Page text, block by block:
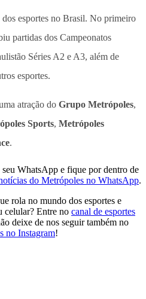
dos esportes no Brasil. No primeiro
partidas dos Campeonatos
Séries A2 e A3, além de
esportes.
atração do Grupo Metrópoles,
Sports, Metrópoles
.
WhatsApp e fique por dentro de
do Metrópoles no WhatsApp.
rola no mundo dos esportes e
celular? Entre no canal de esportes
deixe de nos seguir também no
no Instagram!